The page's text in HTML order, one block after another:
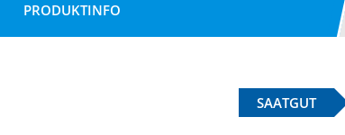
PRODUKTINFO
SAATGUT